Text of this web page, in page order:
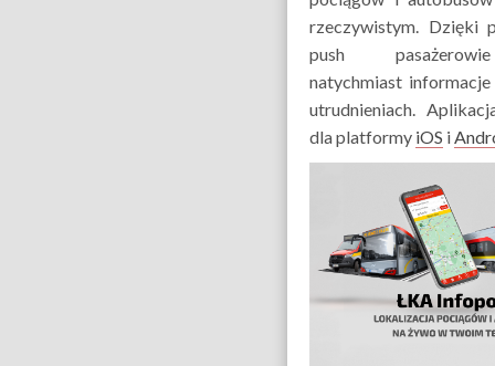
rzeczywistym. Dzięki
push
natychmiast
utrudnieniach.
dla platformy iOS i